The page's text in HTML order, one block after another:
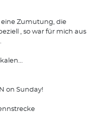
Zumutung, die
, so war für mich aus
on Sunday!